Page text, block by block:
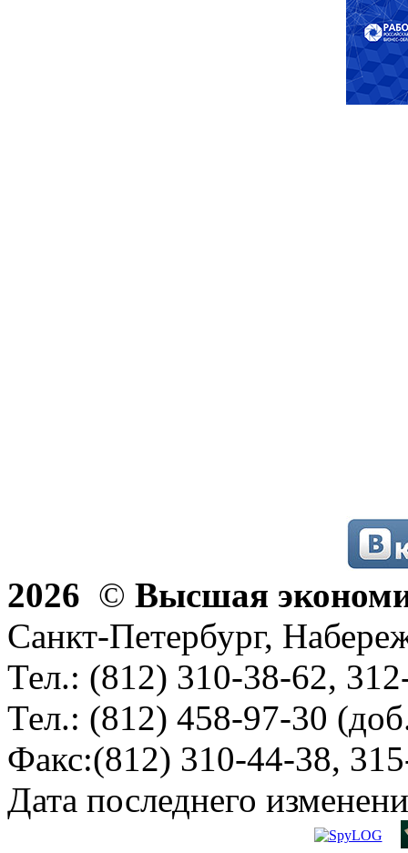
2026 © Высшая
Санкт-Петербург,
Тел.: (812) 310-38-62,
Тел.: (812) 458-97-30
Факс:(812) 310-44-38,
Дата последнего